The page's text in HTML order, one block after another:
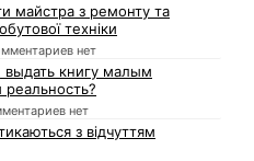
майстра з ремонту та
техніки
нет
выдать книгу малым
нет
з відчуттям